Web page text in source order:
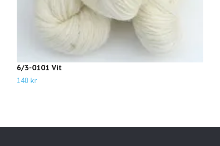
6/3-0101 Vit
140 kr